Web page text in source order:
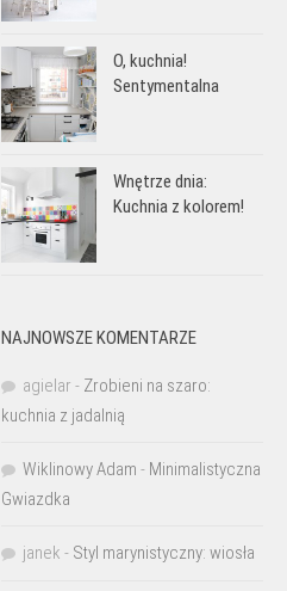
O, kuchnia!
Sentymentalna
Wnętrze dnia:
Kuchnia z kolorem!
NAJNOWSZE KOMENTARZE
agielar - Zrobieni na szaro:
kuchnia z jadalnią
Wiklinowy Adam - Minimalistyczna
Gwiazdka
janek - Styl marynistyczny: wiosła